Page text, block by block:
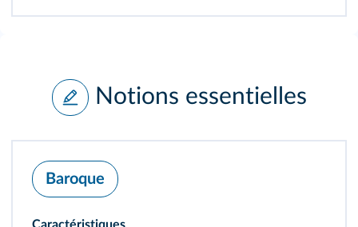
Notions essentielles
Baroque